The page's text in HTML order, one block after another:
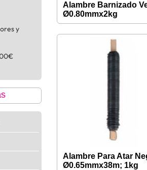
y
Alambre Barnizado
Ø0.80mmx2kg
Alambre Para Atar
Ø0.65mmx38m; 1kg